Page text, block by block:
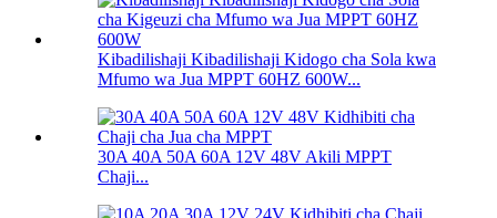
Kibadilishaji Kibadilishaji Kidogo cha Sola kwa
Mfumo wa Jua MPPT 60HZ 600W...
30A 40A 50A 60A 12V 48V Akili MPPT
Chaji...